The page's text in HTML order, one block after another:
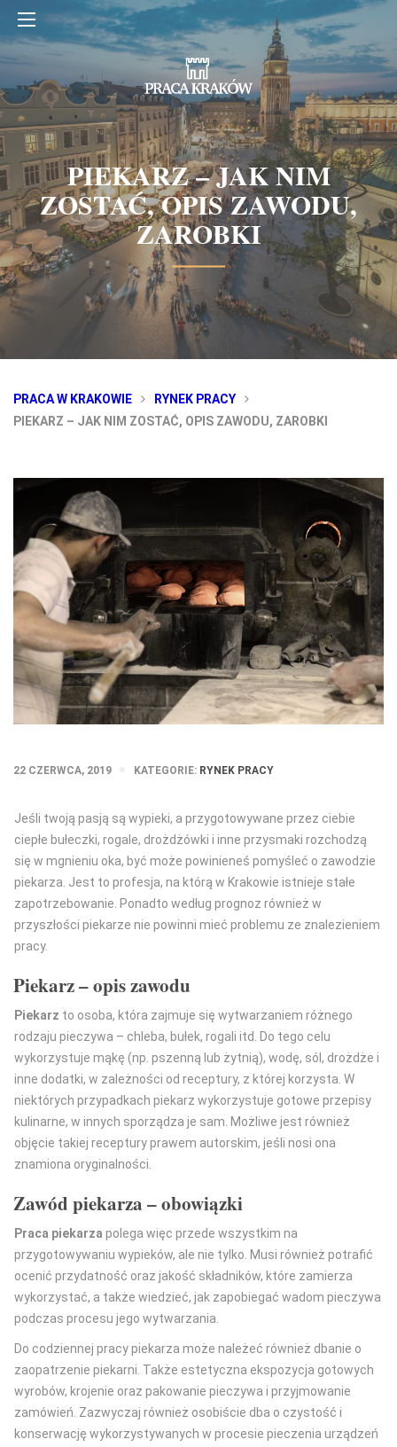
PIEKARZ – JAK NIM
ZOSTAĆ, OPIS ZAWODU,
ZAROBKI
PRACA W KRAKOWIE
RYNEK PRACY
PIEKARZ – JAK NIM ZOSTAĆ, OPIS ZAWODU, ZAROBKI
22 CZERWCA, 2019 KATEGORIE: RYNEK PRACY
Jeśli twoją pasją są wypieki, a przygotowywane przez ciebie
ciepłe bułeczki, rogale, drożdżówki i inne przysmaki rozchodzą
się w mgnieniu oka, być może powinieneś pomyśleć o zawodzie
piekarza. Jest to profesja, na którą w Krakowie istnieje stałe
zapotrzebowanie. Ponadto według prognoz również w
przyszłości piekarze nie powinni mieć problemu ze znalezieniem
pracy.
Piekarz – opis zawodu
Piekarz to osoba, która zajmuje się wytwarzaniem różnego
rodzaju pieczywa – chleba, bułek, rogali itd. Do tego celu
wykorzystuje mąkę (np. pszenną lub żytnią), wodę, sól, drożdże i
inne dodatki, w zależności od receptury, z której korzysta. W
niektórych przypadkach piekarz wykorzystuje gotowe przepisy
kulinarne, w innych sporządza je sam. Możliwe jest również
objęcie takiej receptury prawem autorskim, jeśli nosi ona
znamiona oryginalności.
Zawód piekarza – obowiązki
Praca piekarza polega więc przede wszystkim na
przygotowywaniu wypieków, ale nie tylko. Musi również potrafić
ocenić przydatność oraz jakość składników, które zamierza
wykorzystać, a także wiedzieć, jak zapobiegać wadom pieczywa
podczas procesu jego wytwarzania.
Do codziennej pracy piekarza może należeć również dbanie o
zaopatrzenie piekarni. Także estetyczna ekspozycja gotowych
wyrobów, krojenie oraz pakowanie pieczywa i przyjmowanie
zamówień. Zazwyczaj również osobiście dba o czystość i
konserwację wykorzystywanych w procesie pieczenia urządzeń